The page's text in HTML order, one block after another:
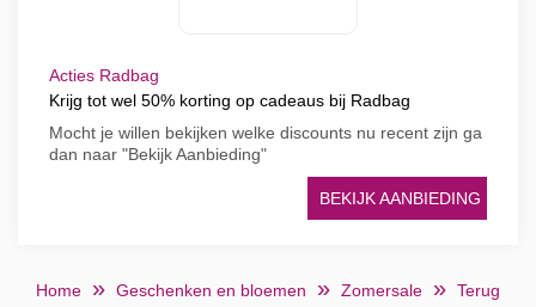
Acties Radbag
Krijg tot wel 50% korting op cadeaus bij Radbag
Mocht je willen bekijken welke discounts nu recent zijn ga
dan naar "Bekijk Aanbieding"
BEKIJK AANBIEDING
Home Geschenken en bloemen Zomersale
Terug